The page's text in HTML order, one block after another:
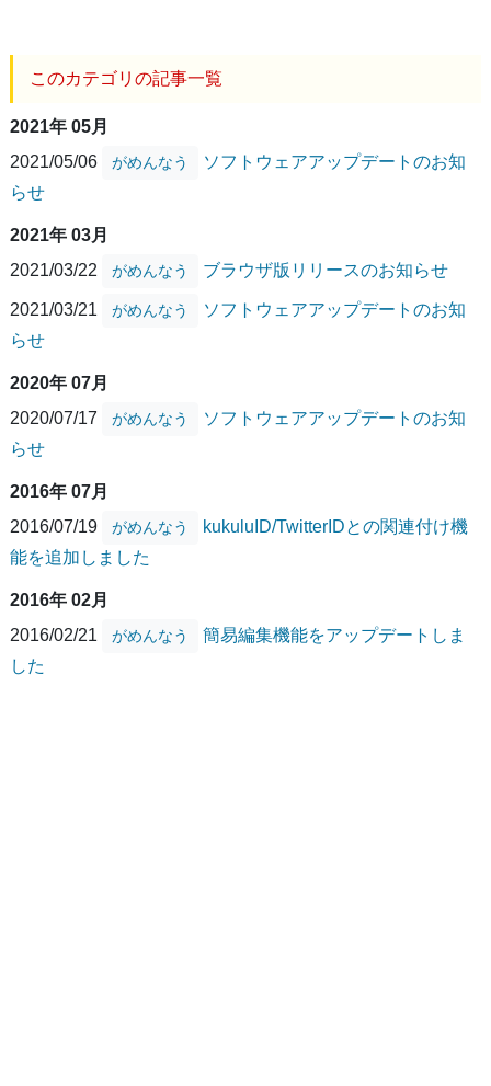
このカテゴリの記事一覧
2021年 05月
2021/05/06
がめんなう
ソフトウェアアップデートのお知
らせ
2021年 03月
2021/03/22
がめんなう ブラウザ版リリースのお知らせ
2021/03/21 がめんなう
ソフトウェアアップデートのお知
らせ
2020年 07月
2020/07/17
がめんなう
ソフトウェアアップデートのお知
らせ
2016年 07月
2016/07/19
がめんなう
kukuluID/TwitterIDとの関連付け機
能を追加しました
2016年 02月
2016/02/21
がめんなう
簡易編集機能をアップデートしま
した